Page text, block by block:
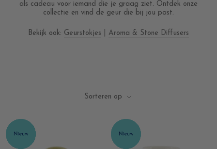
als cadeau voor iemand die je graag ziet. Ontdek onze
collectie en vind de geur die bij jou past.
Bekijk ook: Geurstokjes Aroma & Stone Diffusers
Sorteren op